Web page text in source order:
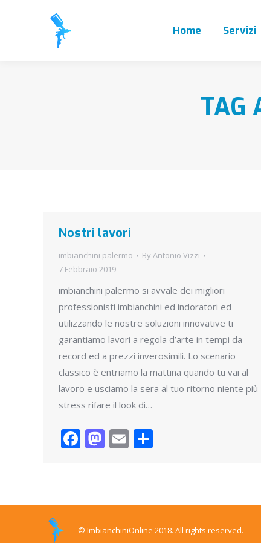
Home Servizi
TAG
Nostri lavori
imbianchini palermo ByAntonio Vizzi
7 Febbraio 2019
imbianchini palermo si avvale dei migliori
professionisti imbianchini ed indoratori ed
utilizzando le nostre soluzioni innovative ti
garantiamo lavori a regola d’arte in tempi da
record ed a prezzi inverosimili. Lo scenario
classico è entriamo la mattina quando tu vai al
lavoro e usciamo la sera al tuo ritorno niente più
stress rifare il look di…
Facebook
Mastodon
Email
© ImbianchiniOnline 2018. All rights reserved.